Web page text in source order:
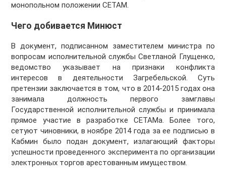
монопольном положении СЕТАМ.
Чего добивается Минюст
В документ, подписанном заместителем министра по
вопросам исполнительной службы Светланой Глущенко,
ведомство указывает на признаки конфликта
интересов в деятельности Загребельской. Суть
претензии заключается в том, что в 2014-2015 годах она
занимала должность первого замглавы
Государственной исполнительной службы и принимала
прямое участие в разработке СЕТАМа. Более того,
сетуют чиновники, в ноябре 2014 года за ее подписью в
Кабмин было подан документ, излагающий факторы
успешности проведенного эксперимента по организации
электронных торгов арестованным имуществом.